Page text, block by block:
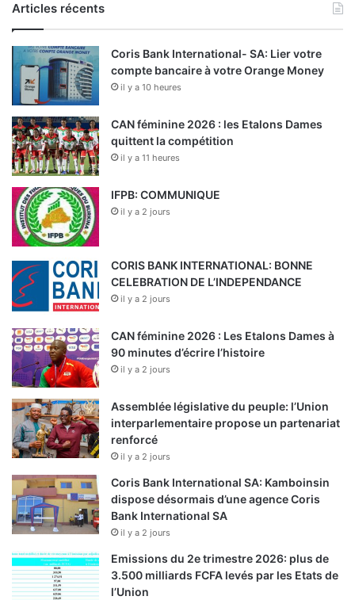
Articles récents
Coris Bank International- SA: Lier votre
compte bancaire à votre Orange Money
il y a 10 heures
CAN féminine 2026 : les Etalons Dames
quittent la compétition
il y a 11 heures
IFPB: COMMUNIQUE
il y a 2 jours
CORIS BANK INTERNATIONAL: BONNE
CELEBRATION DE L’INDEPENDANCE
il y a 2 jours
CAN féminine 2026 : Les Etalons Dames à
90 minutes d’écrire l’histoire
il y a 2 jours
Assemblée législative du peuple: l’Union
interparlementaire propose un partenariat
renforcé
il y a 2 jours
Coris Bank International SA: Kamboinsin
dispose désormais d’une agence Coris
Bank International SA
il y a 2 jours
Emissions du 2e trimestre 2026: plus de
3.500 milliards FCFA levés par les Etats de
l’Union